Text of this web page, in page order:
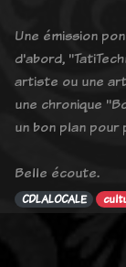
Une émission
d'abord,
artiste ou une
une chronique
un bon plan
Belle écoute.
CDLALOCALE